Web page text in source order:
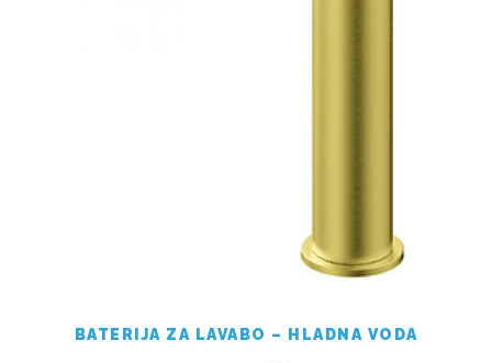
BATERIJA ZA LAVABO – HLADNA VODA